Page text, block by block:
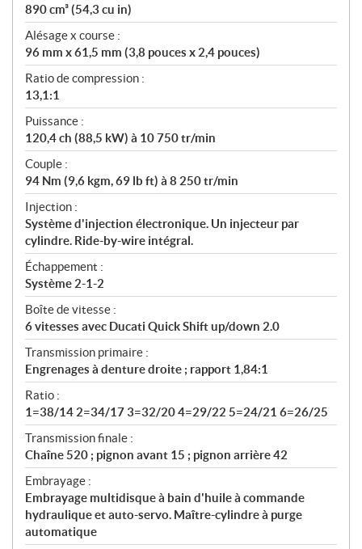
890 cm³ (54,3 cu in)
Alésage x course :
96 mm x 61,5 mm (3,8 pouces x 2,4 pouces)
Ratio de compression :
13,1:1
Puissance :
120,4 ch (88,5 kW) à 10 750 tr/min
Couple :
94 Nm (9,6 kgm, 69 lb ft) à 8 250 tr/min
Injection :
Système d'injection électronique. Un injecteur par
cylindre. Ride-by-wire intégral.
Échappement :
Système 2-1-2
Boîte de vitesse :
6 vitesses avec Ducati Quick Shift up/down 2.0
Transmission primaire :
Engrenages à denture droite ; rapport 1,84:1
Ratio :
1=38/14 2=34/17 3=32/20 4=29/22 5=24/21 6=26/25
Transmission finale :
Chaîne 520 ; pignon avant 15 ; pignon arrière 42
Embrayage :
Embrayage multidisque à bain d'huile à commande
hydraulique et auto-servo. Maître-cylindre à purge
automatique